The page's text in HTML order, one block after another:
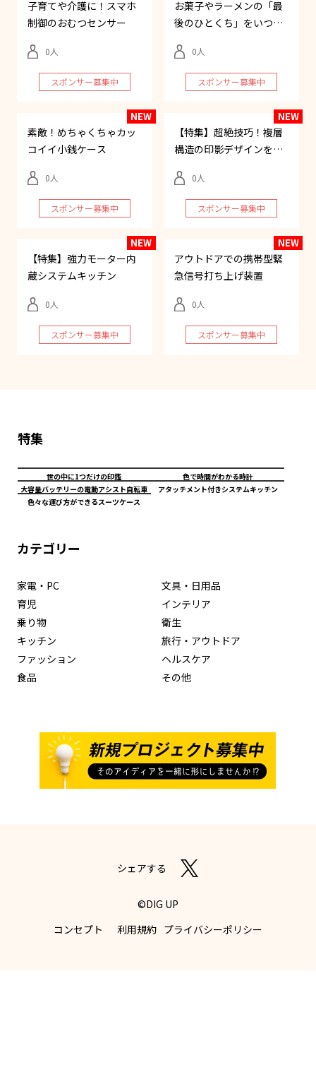
子育てや介護に！スマホ
制御のおむつセンサー
0
スポンサー募集中
お菓子やラーメンの「最
後のひとくち」をいつで
0
スポンサー募集中
素敵！めちゃくちゃカッ
コイイ小銭ケース
0
スポンサー募集中
【特集】超絶技巧！複層
構造の印影デザインを持
0
スポンサー募集中
【特集】強力モーター内
蔵システムキッチン
0
スポンサー募集中
アウトドアでの携帯型緊
急信号打ち上げ装置
0
スポンサー募集中
特集
世の中に1つだけの印鑑
色で時間がわかる時計
大容量バッテリーの電動アシスト自転車
アタッチメント付きシステムキッチン
色々な運び方ができるスーツケース
カテゴリー
家電・PC
文具・日用品
育児
インテリア
乗り物
衛生
キッチン
旅行・アウトドア
ファッション
ヘルスケア
食品
その他
シェアする
©DIG UP
コンセプト
利用規約 プライバシーポリシー